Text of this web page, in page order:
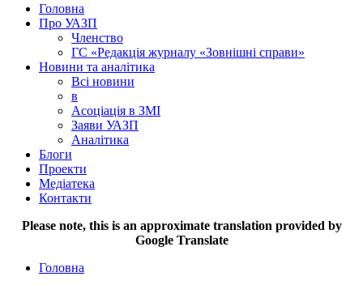
Головна
Про УАЗП
Членство
ГС «Редакція журналу «Зовнішні справи»
Новини та аналітика
Всі новини
в
Асоціація в ЗМІ
Заяви УАЗП
Аналітика
Блоги
Проекти
Медіатека
Контакти
Please note, this is an approximate translation provided by
Google Translate
Головна